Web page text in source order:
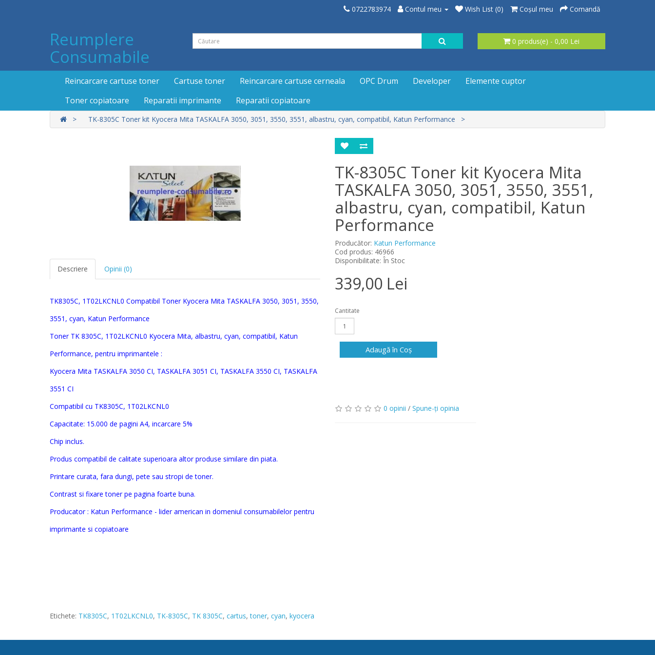
0722783974 Contul meu Wish List (0) Coşul meu Comandă
Reumplere
Consumabile
0 produs(e) - 0,00 Lei
Reincarcare cartuse toner Cartuse toner Reincarcare cartuse cerneala OPC Drum Developer
Elemente cuptor
Toner copiatoare
Reparatii imprimante Reparatii copiatoare
TK-8305C Toner kit Kyocera Mita TASKALFA 3050, 3051, 3550, 3551, albastru, cyan, compatibil, Katun Performance
Descriere Opinii (0)
TK8305C, 1T02LKCNL0 Compatibil Toner Kyocera Mita TASKALFA 3050, 3051, 3550,
3551 , cyan, Katun Performance
Toner TK 8305C, 1T02LKCNL0 Kyocera Mita, albastru, cyan, compatibil, Katun
Performance, pentru imprimantele :
Kyocera Mita TASKALFA 3050 CI, TASKALFA 3051 CI, TASKALFA 3550 CI, TASKALFA
3551 CI
Compatibil cu TK8305C, 1T02LKCNL0
Capacitate: 15.000 de pagini A4, incarcare 5%
Chip inclus.
Produs compatibil de calitate superioara altor produse similare din piata.
Printare curata, fara dungi, pete sau stropi de toner.
Contrast si fixare toner pe pagina foarte buna.
Producator : Katun Performance - lider american in domeniul consumabilelor pentru
imprimante si copiatoare
TK-8305C Toner kit Kyocera Mita
TASKALFA 3050, 3051, 3550, 3551,
albastru, cyan, compatibil, Katun
Performance
Producător: Katun Performance
Cod produs: 46966
Disponibilitate: În Stoc
339,00 Lei
Cantitate
Adaugă în Coş
0 opinii / Spune-ţi opinia
Etichete: TK8305C, 1T02LKCNL0, TK-8305C, TK 8305C, cartus,toner, cyan, kyocera